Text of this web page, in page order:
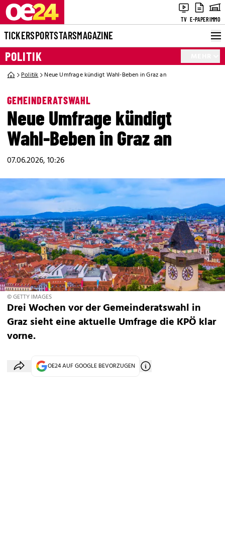
TV E-PAPERIMMO
TICKERSPORTSTARSMAGAZINE
POLITIK
Politik Neue Umfrage kündigt Wahl-Beben in Graz an
GEMEINDERATSWAHL
Neue Umfrage kündigt
Wahl-Beben in Graz an
07.06.2026, 10:26
© GETTY IMAGES
Drei Wochen vor der Gemeinderatswahl in
Graz sieht eine aktuelle Umfrage die KPÖ klar
vorne.
OE24 AUF GOOGLE BEVORZUGEN